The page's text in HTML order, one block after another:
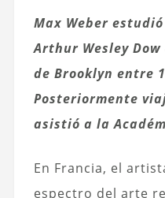
Max Weber
Arthur Wesley
de Brooklyn entre
Posteriormente
asistió a la
En Francia, el
espectro del arte